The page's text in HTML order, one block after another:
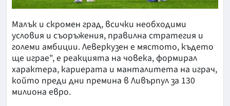
Малък и скромен град, всички необходими
условия и съоръжения, правилна стратегия и
големи амбиции. Леверкузен е мястото, където
ще играе", е реакцията на човека, формирал
характера, кариерата и манталитета на играч,
който преди дни премина в Ливърпул за 130
милиона евро.